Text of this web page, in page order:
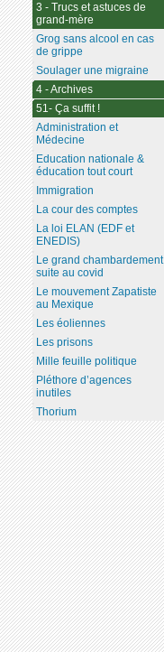
3 - Trucs et astuces de
grand-mère
Grog sans alcool en cas
de grippe
Soulager une migraine
4 - Archives
51- Ça suffit !
Administration et
Médecine
Education nationale &
éducation tout court
Immigration
La cour des comptes
La loi ELAN (EDF et
ENEDIS)
Le grand chambardement
suite au covid
Le mouvement Zapatiste
au Mexique
Les éoliennes
Les prisons
Mille feuille politique
Pléthore d’agences
inutiles
Thorium